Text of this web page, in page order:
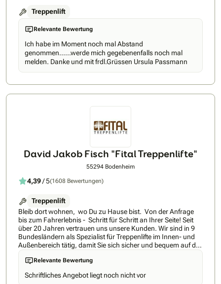
Treppenlift
Relevante Bewertung
Ich habe im Moment noch mal Abstand
genommen......werde mich gegebenenfalls noch mal
melden. Danke und mit frdl.Grüssen Ursula Passmann
David Jakob Fisch "Fital Treppenlifte"
55294 Bodenheim
4,39/ 5(1608 Bewertungen)
Treppenlift
Bleib dort wohnen, wo Du zu Hause bist. Von der Anfrage
bis zum Fahrerlebnis - Schritt für Schritt an Ihrer Seite! Seit
über 20 Jahren vertrauen uns unsere Kunden. Wir sind in 9
Bundesländern als Spezialist für Treppenlifte im Innen- und
Außenbereich tätig, damit Sie sich sicher und bequem auf der
Treppe bewegen können - zu erstaunlich günstigen Preisen.
FITAL Treppenlifte ist und bleibt ein inhabergeführtes,
unabhängiges und überregionales Treppenliftunternehmen.
Das bietet Ihnen langfristige Sicherheit in den Punkten
Relevante Bewertung
Schriftliches Angebot liegt noch nicht vor